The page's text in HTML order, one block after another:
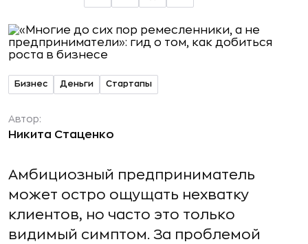
Бизнес Деньги Стартапы
Автор:
Никита Стаценко
Амбициозный предприниматель
может остро ощущать нехватку
клиентов, но часто это только
видимый симптом. За проблемой